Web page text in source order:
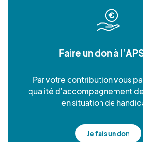
Faire un don à
Par votre contribution vous
qualité d’accompagnement
en situation de
Je fais un don